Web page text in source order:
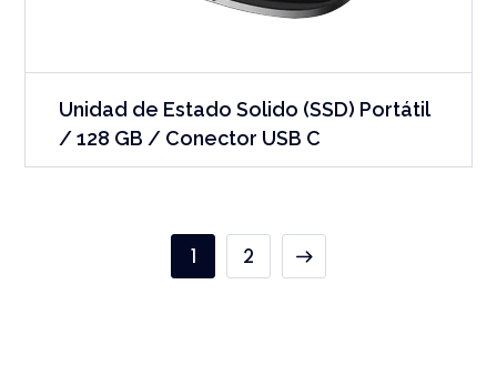
Unidad de Estado Solido (SSD) Portátil
/ 128 GB / Conector USB C
2